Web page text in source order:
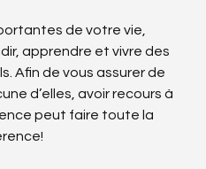
de votre vie,
apprendre et vivre des
Afin de vous assurer de
d’elles, avoir recours à
peut faire toute la